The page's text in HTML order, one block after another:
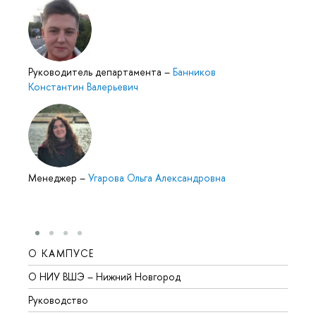
Руководитель департамента – Банников
Константин Валерьевич
Менеджер – Угарова Ольга Александровна
О КАМПУСЕ
О НИУ ВШЭ – Нижний Новгород
Руководство